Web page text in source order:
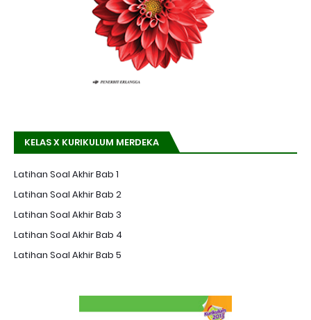
KELAS X KURIKULUM MERDEKA
Latihan Soal Akhir Bab 1
Latihan Soal Akhir Bab 2
Latihan Soal Akhir Bab 3
Latihan Soal Akhir Bab 4
Latihan Soal Akhir Bab 5